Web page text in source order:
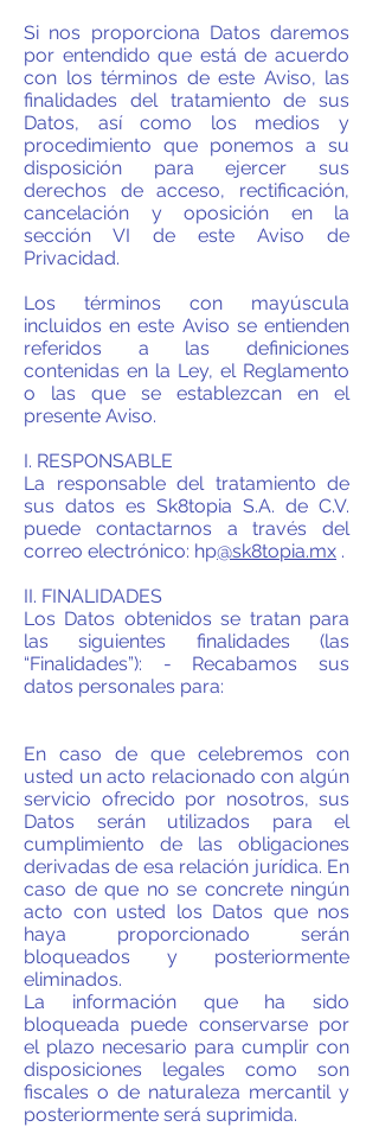
Si nos proporciona Datos daremos
por entendido que está de acuerdo
con los términos de este Aviso, las
finalidades del tratamiento de sus
Datos, así como los medios y
procedimiento que ponemos a su
disposición para ejercer sus
derechos de acceso, rectificación,
cancelación y oposición en la
sección VI de este Aviso de
Privacidad.
Los términos con mayúscula
incluidos en este Aviso se entienden
referidos a las definiciones
contenidas en la Ley, el Reglamento
o las que se establezcan en el
presente Aviso.
I. RESPONSABLE
La responsable del tratamiento de
sus datos es Sk8topia S.A. de C.V.
puede contactarnos a través del
correo electrónico: hp@sk8topia.mx .
II. FINALIDADES
Los Datos obtenidos se tratan para
las siguientes finalidades (las
“Finalidades”): - Recabamos sus
datos personales para:
En caso de que celebremos con
usted un acto relacionado con algún
servicio ofrecido por nosotros, sus
Datos serán utilizados para el
cumplimiento de las obligaciones
derivadas de esa relación jurídica. En
caso de que no se concrete ningún
acto con usted los Datos que nos
haya proporcionado serán
bloqueados y posteriormente
eliminados.
La información que ha sido
bloqueada puede conservarse por
el plazo necesario para cumplir con
disposiciones legales como son
fiscales o de naturaleza mercantil y
posteriormente será suprimida.